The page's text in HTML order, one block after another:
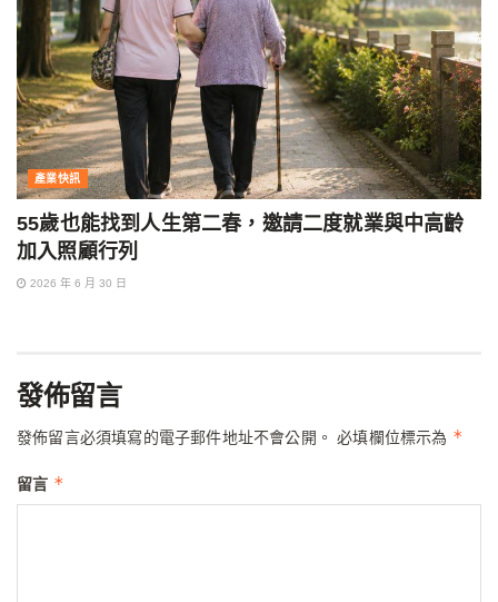
產業快訊
55歲也能找到人生第二春，邀請二度就業與中高齡
加入照顧行列
2026 年 6 月 30 日
發佈留言
發佈留言必須填寫的電子郵件地址不會公開。 必填欄位標示為 *
留言 *